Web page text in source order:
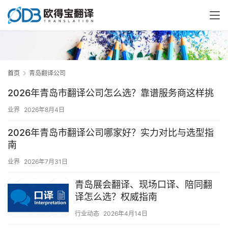
首页 青岛翻译公司
2026年青岛市翻译公司怎么选？靠谱服务商这样挑
业界 2026年8月4日
2026年青岛市翻译公司哪家好？实力对比与选型指
南
业界 2026年7月31日
青岛展会翻译、现场口译、陪同翻
译怎么选？权威指南
行业动态 2026年4月14日